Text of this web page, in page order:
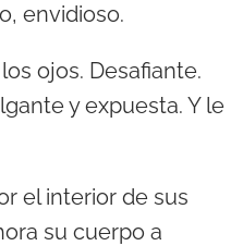
envidioso.
ojos. Desafiante.
y expuesta. Y le
el interior de sus
su cuerpo a